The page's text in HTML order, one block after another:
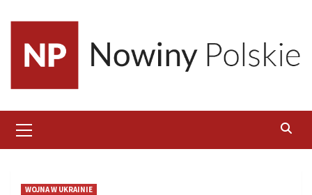
content
Menu
WOJNA W UKRAINIE